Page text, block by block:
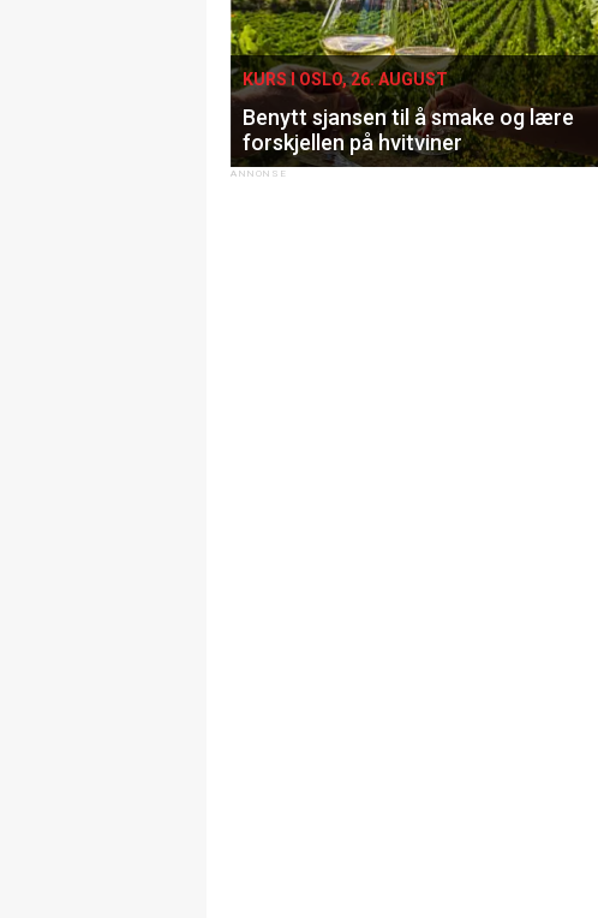
KURS I OSLO, 26. AUGUST
Benytt sjansen til å smake og lære
forskjellen på hvitviner